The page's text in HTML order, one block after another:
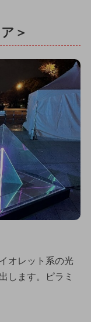
＞
オレット系の光
します。ピラミ